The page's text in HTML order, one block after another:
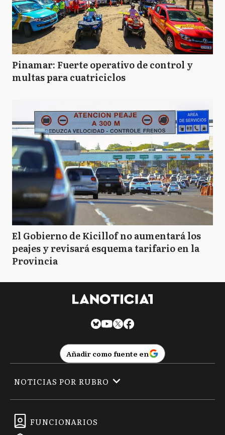
Pinamar: Fuerte operativo de control y
multas para cuatriciclos
El Gobierno de Kicillof no aumentará los
peajes y revisará esquema tarifario en la
Provincia
Añadir como fuente en
FUNCIONARIOS
NOTICIAS POR RUBRO